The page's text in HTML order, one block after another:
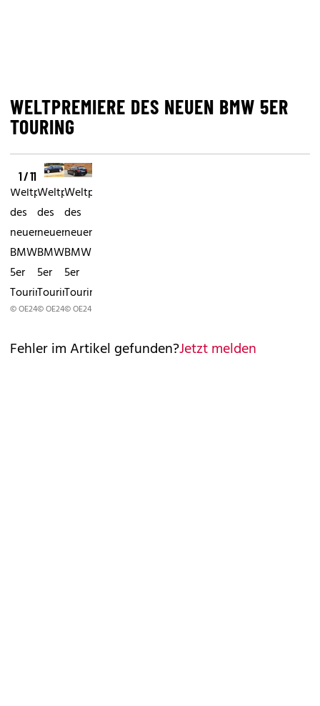
WELTPREMIERE DES NEUEN BMW 5ER
TOURING
1 / 11
Weltpremiere
des
neuen
BMW
5er
Touring
© OE24
Weltpremiere
des
neuen
BMW
5er
Touring
© OE24
Weltpremiere
des
neuen
BMW
5er
Touring
© OE24
Fehler im Artikel gefunden?Jetzt melden